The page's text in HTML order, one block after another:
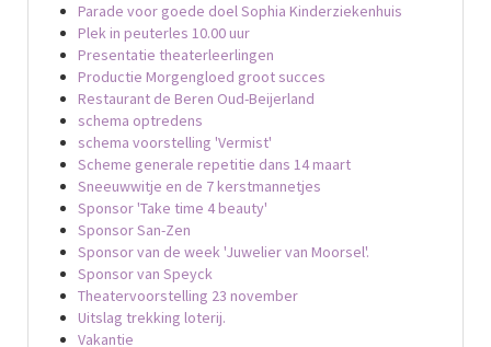
Parade voor goede doel Sophia Kinderziekenhuis
Plek in peuterles 10.00 uur
Presentatie theaterleerlingen
Productie Morgengloed groot succes
Restaurant de Beren Oud-Beijerland
schema optredens
schema voorstelling 'Vermist'
Scheme generale repetitie dans 14 maart
Sneeuwwitje en de 7 kerstmannetjes
Sponsor 'Take time 4 beauty'
Sponsor San-Zen
Sponsor van de week 'Juwelier van Moorsel'.
Sponsor van Speyck
Theatervoorstelling 23 november
Uitslag trekking loterij.
Vakantie